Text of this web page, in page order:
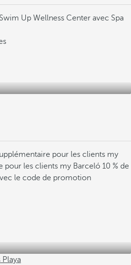
Up Wellness Center avec Spa
pour les clients my
pour les clients my Barceló 10 % de
le code de promotion